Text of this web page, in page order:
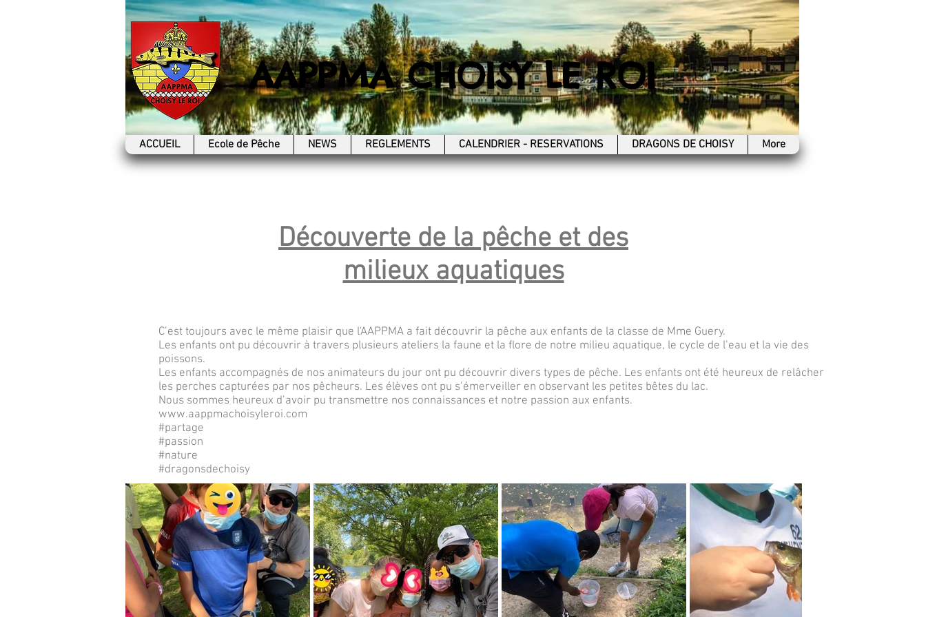
AAPPMA CHOISY LE ROI
ACCUEIL Ecole de Pêche NEWS REGLEMENTS CALENDRIER - RESERVATIONS DRAGONS DE CHOISY More
Découverte de la pêche et des
milieux aquatiques
C’est toujours avec le même plaisir que l'AAPPMA a fait découvrir la pêche aux enfants de la classe de Mme Guery.
Les enfants ont pu découvrir à travers plusieurs ateliers la faune et la flore de notre milieu aquatique, le cycle de l’eau et la vie des
poissons.
Les enfants accompagnés de nos animateurs du jour ont pu découvrir divers types de pêche. Les enfants ont été heureux de relâcher
les perches capturées par nos pêcheurs. Les élèves ont pu s’émerveiller en observant les petites bêtes du lac.
Nous sommes heureux d’avoir pu transmettre nos connaissances et notre passion aux enfants.
www.aappmachoisyleroi.com
#partage
#passion
#nature
#dragonsdechoisy